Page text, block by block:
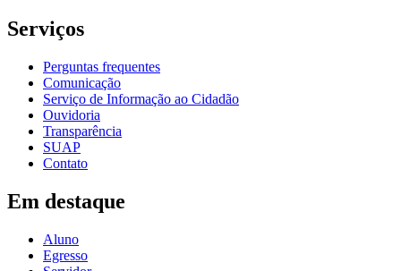
Serviços
Perguntas frequentes
Comunicação
Serviço de Informação ao Cidadão
Ouvidoria
Transparência
SUAP
Contato
Em destaque
Aluno
Egresso